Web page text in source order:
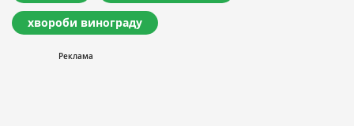
хвороби винограду